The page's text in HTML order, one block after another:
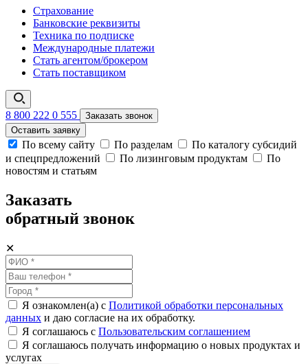
Страхование
Банковские реквизиты
Техника по подписке
Международные платежи
Стать агентом/брокером
Стать поставщиком
8 800 222 0 555
Заказать звонок
Оставить заявку
По всему сайту По разделам
По каталогу субсидий
и спецпредложений
По лизинговым продуктам
По
новостям и статьям
Заказать
обратный звонок
✕
Я ознакомлен(а) с Политикой обработки персональных
данных и даю согласие на их обработку.
Я соглашаюсь c Пользовательским соглашением
Я соглашаюсь получать информацию о новых продуктах и
услугах